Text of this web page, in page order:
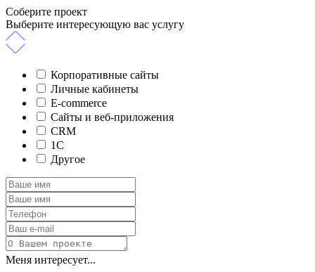
Соберите проект
Выберите интересующую вас услугу
Корпоративные сайты
Личные кабинеты
E-commerce
Сайты и веб-приложения
CRM
1C
Другое
Меня интересует...